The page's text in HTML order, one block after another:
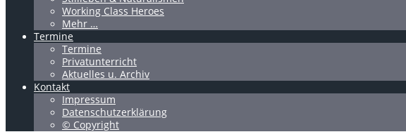
Working Class Heroes
Mehr …
Termine
Termine
Privatunterricht
Aktuelles u. Archiv
Kontakt
Impressum
Datenschutzerklärung
© Copyright